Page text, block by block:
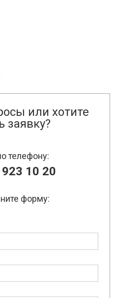
или хотите
заявку?
телефону:
10 20
форму: